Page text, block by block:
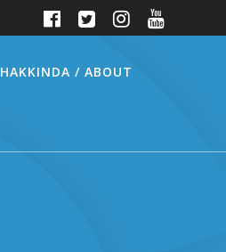
HAKKINDA / ABOUT